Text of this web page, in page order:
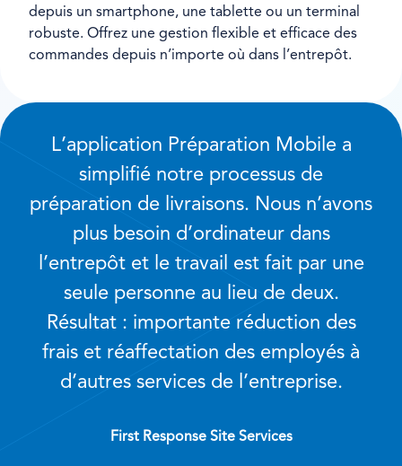
depuis un smartphone, une tablette ou un terminal
robuste. Offrez une gestion flexible et efficace des
commandes depuis n’importe où dans l’entrepôt.
L’application Préparation Mobile a
simplifié notre processus de
préparation de livraisons. Nous n’avons
plus besoin d’ordinateur dans
l’entrepôt et le travail est fait par une
seule personne au lieu de deux.
Résultat : importante réduction des
frais et réaffectation des employés à
d’autres services de l’entreprise.
First Response Site Services